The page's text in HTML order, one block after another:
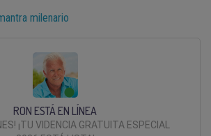
milenario
RON ESTÁ EN LÍNEA
¡TU VIDENCIA GRATUITA ESPECIAL